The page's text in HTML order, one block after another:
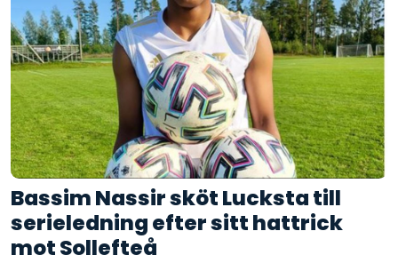
Bassim Nassir sköt Lucksta till
serieledning efter sitt hattrick
mot Sollefteå